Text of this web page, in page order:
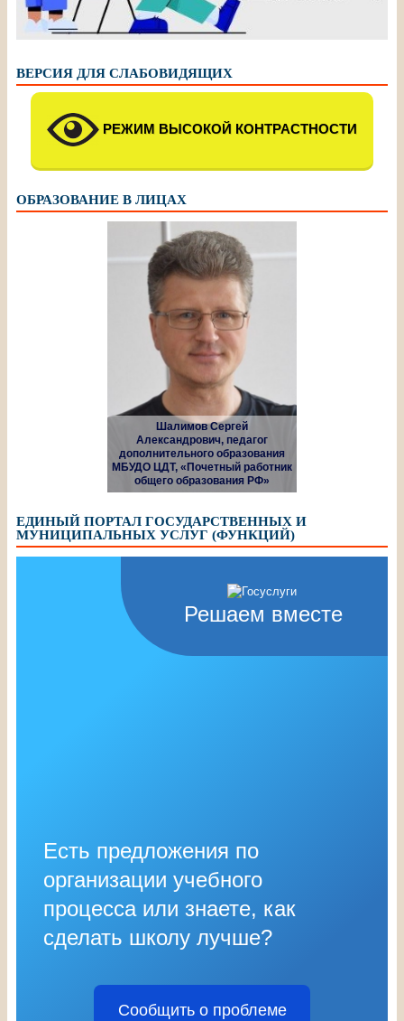
ВЕРСИЯ ДЛЯ СЛАБОВИДЯЩИХ
РЕЖИМ ВЫСОКОЙ КОНТРАСТНОСТИ
ОБРАЗОВАНИЕ В ЛИЦАХ
Шалимов Сергей
Александрович, педагог
дополнительного образования
МБУДО ЦДТ, «Почетный работник
общего образования РФ»
ЕДИНЫЙ ПОРТАЛ ГОСУДАРСТВЕННЫХ И
МУНИЦИПАЛЬНЫХ УСЛУГ (ФУНКЦИЙ)
Решаем вместе
Есть предложения по
организации учебного
процесса или знаете, как
сделать школу лучше?
Сообщить о проблеме